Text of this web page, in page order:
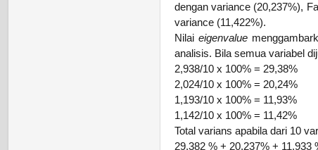
dengan variance (20,237%),
variance (11,422%).
Nilai eigenvalue
analisis. Bila semua variabel
2,938/10 x 100% = 29,38%
2,024/10 x 100% = 20,24%
1,193/10 x 100% = 11,93%
1,142/10 x 100% = 11,42%
Total varians apabila dari 10
29,382 % + 20,237% + 11,933